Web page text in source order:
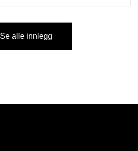
Se alle innlegg